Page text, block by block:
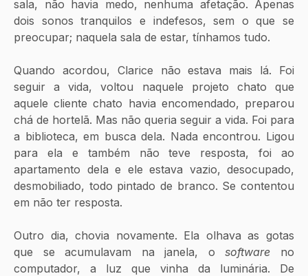
sala, não havia medo, nenhuma afetação. Apenas
dois sonos tranquilos e indefesos, sem o que se
preocupar; naquela sala de estar, tínhamos tudo.
Quando acordou, Clarice não estava mais lá. Foi
seguir a vida, voltou naquele projeto chato que
aquele cliente chato havia encomendado, preparou
chá de hortelã. Mas não queria seguir a vida. Foi para
a biblioteca, em busca dela. Nada encontrou. Ligou
para ela e também não teve resposta, foi ao
apartamento dela e ele estava vazio, desocupado,
desmobiliado, todo pintado de branco. Se contentou
em não ter resposta.
Outro dia, chovia novamente. Ela olhava as gotas
que se acumulavam na janela, o software no
computador, a luz que vinha da luminária. De